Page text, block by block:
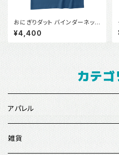
おにぎりダット バインダーネック
Tシャツ
¥4,400
カテゴ
アパレル
Tシャツ
雑貨